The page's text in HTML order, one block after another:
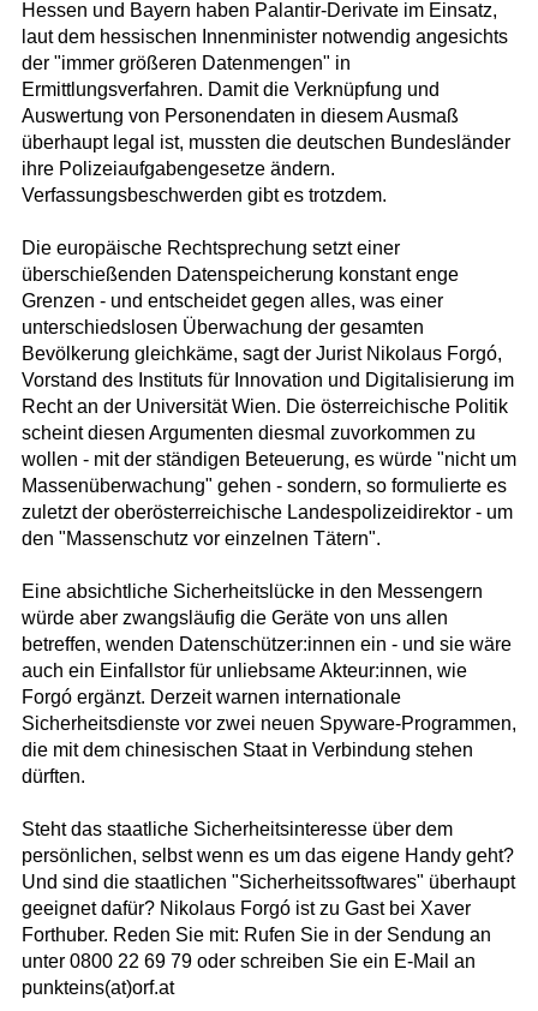
Hessen und Bayern haben Palantir-Derivate im Einsatz,
laut dem hessischen Innenminister notwendig angesichts
der "immer größeren Datenmengen" in
Ermittlungsverfahren. Damit die Verknüpfung und
Auswertung von Personendaten in diesem Ausmaß
überhaupt legal ist, mussten die deutschen Bundesländer
ihre Polizeiaufgabengesetze ändern.
Verfassungsbeschwerden gibt es trotzdem.
Die europäische Rechtsprechung setzt einer
überschießenden Datenspeicherung konstant enge
Grenzen - und entscheidet gegen alles, was einer
unterschiedslosen Überwachung der gesamten
Bevölkerung gleichkäme, sagt der Jurist Nikolaus Forgó,
Vorstand des Instituts für Innovation und Digitalisierung im
Recht an der Universität Wien. Die österreichische Politik
scheint diesen Argumenten diesmal zuvorkommen zu
wollen - mit der ständigen Beteuerung, es würde "nicht um
Massenüberwachung" gehen - sondern, so formulierte es
zuletzt der oberösterreichische Landespolizeidirektor - um
den "Massenschutz vor einzelnen Tätern".
Eine absichtliche Sicherheitslücke in den Messengern
würde aber zwangsläufig die Geräte von uns allen
betreffen, wenden Datenschützer:innen ein - und sie wäre
auch ein Einfallstor für unliebsame Akteur:innen, wie
Forgó ergänzt. Derzeit warnen internationale
Sicherheitsdienste vor zwei neuen Spyware-Programmen,
die mit dem chinesischen Staat in Verbindung stehen
dürften.
Steht das staatliche Sicherheitsinteresse über dem
persönlichen, selbst wenn es um das eigene Handy geht?
Und sind die staatlichen "Sicherheitssoftwares" überhaupt
geeignet dafür? Nikolaus Forgó ist zu Gast bei Xaver
Forthuber. Reden Sie mit: Rufen Sie in der Sendung an
unter 0800 22 69 79 oder schreiben Sie ein E-Mail an
punkteins(at)orf.at